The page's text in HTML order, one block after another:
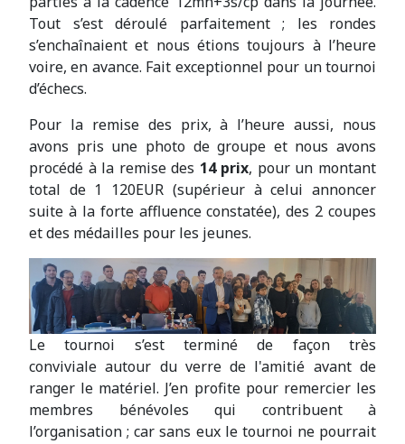
Tout s’est déroulé parfaitement ; les rondes
s’enchaînaient et nous étions toujours à l’heure
voire, en avance. Fait exceptionnel pour un tournoi
d’échecs.
Pour la remise des prix, à l’heure aussi, nous
avons pris une photo de groupe et nous avons
procédé à la remise des 14 prix, pour un montant
total de 1 120EUR (supérieur à celui annoncer
suite à la forte affluence constatée), des 2 coupes
et des médailles pour les jeunes.
Le tournoi s’est terminé de façon très
conviviale autour du verre de l'amitié avant de
ranger le matériel. J’en profite pour remercier les
membres bénévoles qui contribuent à
l’organisation ; car sans eux le tournoi ne pourrait